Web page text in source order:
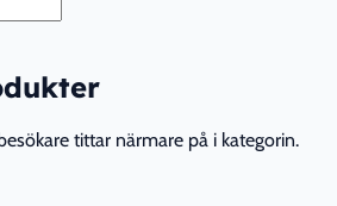
tittar närmare på i kategorin.